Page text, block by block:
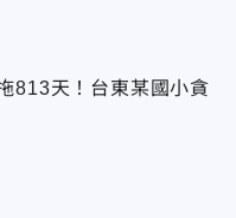
813天！台東某國小貪